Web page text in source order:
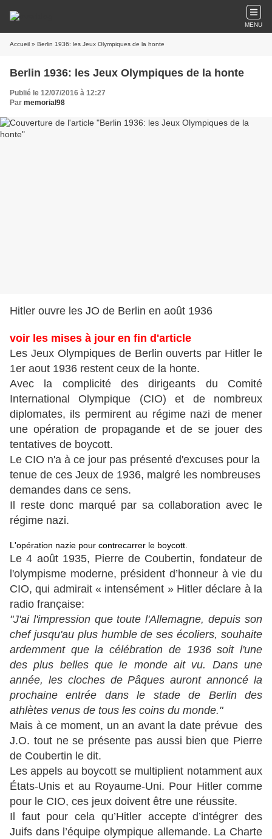
MENU
Accueil » Berlin 1936: les Jeux Olympiques de la honte
Berlin 1936: les Jeux Olympiques de la honte
Publié le 12/07/2016 à 12:27
Par memorial98
Hitler ouvre les JO de Berlin en août 1936
voir les mises à jour en fin d'article
Les Jeux Olympiques de Berlin ouverts par Hitler le
1er aout 1936 restent ceux de la honte.
Avec la complicité des dirigeants du Comité
International Olympique (CIO) et de nombreux
diplomates, ils permirent au régime nazi de mener
une opération de propagande et de se jouer des
tentatives de boycott.
Le CIO n'a à ce jour pas présenté d'excuses pour la
tenue de ces Jeux de 1936, malgré les nombreuses
demandes dans ce sens.
Il reste donc marqué par sa collaboration avec le
régime nazi.
L'opération nazie pour contrecarrer le boycott.
Le 4 août 1935, Pierre de Coubertin, fondateur de
l'olympisme moderne, président d’honneur à vie du
CIO, qui admirait « intensément » Hitler déclare à la
radio française:
"J'ai l'impression que toute l'Allemagne, depuis son
chef jusqu'au plus humble de ses écoliers, souhaite
ardemment que la célébration de 1936 soit l'une
des plus belles que le monde ait vu. Dans une
année, les cloches de Pâques auront annoncé la
prochaine entrée dans le stade de Berlin des
athlètes venus de tous les coins du monde."
Mais à ce moment, un an avant la date prévue des
J.O. tout ne se présente pas aussi bien que Pierre
de Coubertin le dit.
Les appels au boycott se multiplient notamment aux
États-Unis et au Royaume-Uni. Pour Hitler comme
pour le CIO, ces jeux doivent être une réussite.
Il faut pour cela qu’Hitler accepte d’intégrer des
Juifs dans l’équipe olympique allemande. La Charte